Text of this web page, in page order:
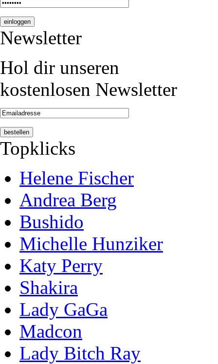
Newsletter
Hol dir unseren
kostenlosen Newsletter
Topklicks
Helene Fischer
Andrea Berg
Bushido
Michelle Hunziker
Katy Perry
Shakira
Lady GaGa
Madcon
Lady Bitch Ray